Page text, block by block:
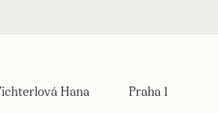
Hana Praha 1